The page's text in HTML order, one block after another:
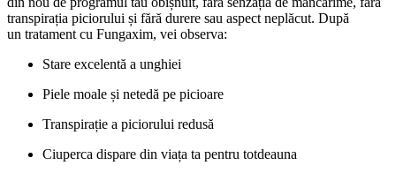
transpirația piciorului și fără durere sau aspect neplăcut. După
un tratament cu Fungaxim, vei observa:
Stare excelentă a unghiei
Piele moale și netedă pe picioare
Transpirație a piciorului redusă
Ciuperca dispare din viața ta pentru totdeauna